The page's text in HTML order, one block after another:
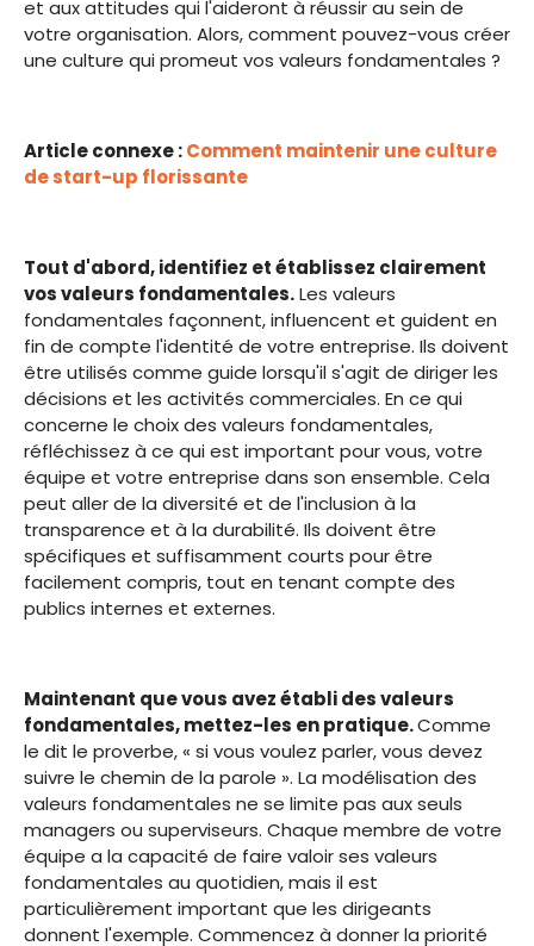
et aux attitudes qui l'aideront à réussir au sein de
votre organisation. Alors, comment pouvez-vous créer
une culture qui promeut vos valeurs fondamentales ?
Article connexe :Comment maintenir une culture
de start-up florissante
Tout d'abord, identifiez et établissez clairement
vos valeurs fondamentales.Les valeurs
fondamentales façonnent, influencent et guident en
fin de compte l'identité de votre entreprise. Ils doivent
être utilisés comme guide lorsqu'il s'agit de diriger les
décisions et les activités commerciales. En ce qui
concerne le choix des valeurs fondamentales,
réfléchissez à ce qui est important pour vous, votre
équipe et votre entreprise dans son ensemble. Cela
peut aller de la diversité et de l'inclusion à la
transparence et à la durabilité. Ils doivent être
spécifiques et suffisamment courts pour être
facilement compris, tout en tenant compte des
publics internes et externes.
Maintenant que vous avez établi des valeurs
fondamentales, mettez-les en pratique.Comme
le dit le proverbe, « si vous voulez parler, vous devez
suivre le chemin de la parole ». La modélisation des
valeurs fondamentales ne se limite pas aux seuls
managers ou superviseurs. Chaque membre de votre
équipe a la capacité de faire valoir ses valeurs
fondamentales au quotidien, mais il est
particulièrement important que les dirigeants
donnent l'exemple. Commencez à donner la priorité